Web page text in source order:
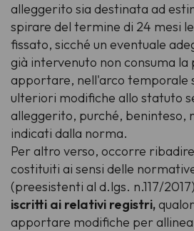
alleggerito sia destinata ad
spirare del termine di 24 mesi
fissato, sicché un eventuale
già intervenuto non consuma la
apportare, nell'arco temporale
ulteriori modifiche allo statuto
alleggerito, purché, beninteso,
indicati dalla norma.
Per altro verso, occorre
costituiti ai sensi delle
(preesistenti al d.lgs. n.117/
iscritti ai relativi registri,
apportare modifiche per